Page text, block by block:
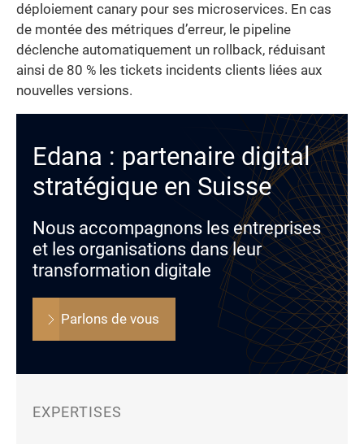
déploiement canary pour ses microservices. En cas
de montée des métriques d’erreur, le pipeline
déclenche automatiquement un rollback, réduisant
ainsi de 80 % les tickets incidents clients liées aux
nouvelles versions.
Edana : partenaire digital
stratégique en Suisse
Nous accompagnons les entreprises
et les organisations dans leur
transformation digitale
Parlons de vous
EXPERTISES